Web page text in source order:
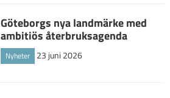
Göteborgs nya landmärke med
ambitiös återbruksagenda
Nyheter 23 juni 2026